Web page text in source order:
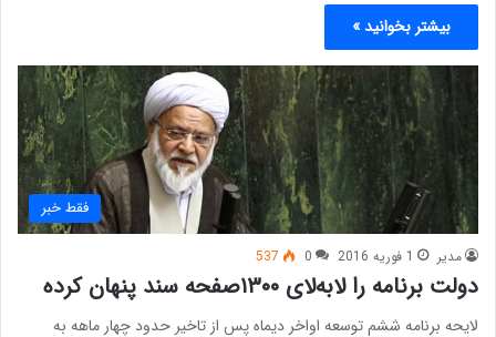
بیشتر بخوانید »
فقط خبر
مدیر 1 فوریه 2016 0
537
دولت برنامه را لا‌به‌لای ۱۳۰۰صفحه سند پنهان کرده
لایحه برنامه ششم توسعه اواخر دیماه پس از تاخیر حدود چهار ماهه به